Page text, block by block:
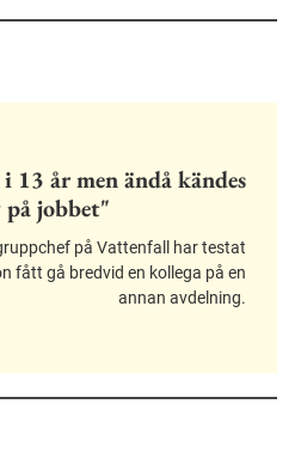
13 år men ändå kändes
på jobbet"
på Vattenfall har testat
fått gå bredvid en kollega på en
annan avdelning.